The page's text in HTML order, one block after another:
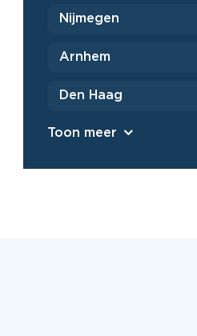
Nijmegen
Arnhem
Den Haag
Toon meer